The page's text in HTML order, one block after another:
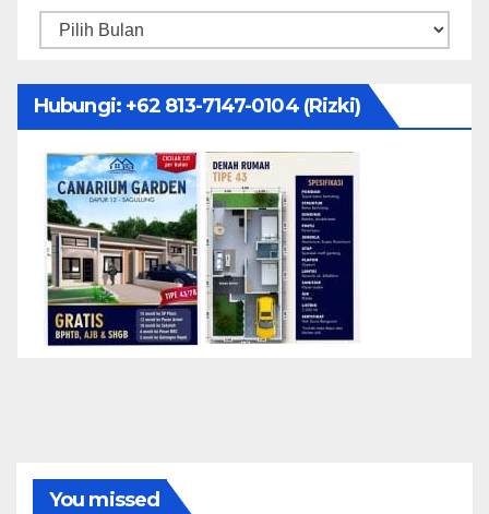
Arsip
Hubungi: ‪+62 813-7147-0104‬ (Rizki)
You missed